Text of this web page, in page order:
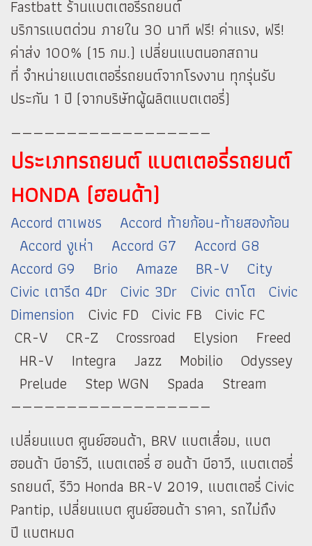
Fastbatt ร้านแบตเตอรี่รถยนต์
บริการแบตด่วน ภายใน 30 นาที ฟรี! ค่าแรง, ฟรี!
ค่าส่ง 100% (15 กม.) เปลี่ยนแบตนอกสถาน
ที่ จำหน่ายแบตเตอรี่รถยนต์จากโรงงาน ทุกรุ่นรับ
ประกัน 1 ปี (จากบริษัทผู้ผลิตแบตเตอรี่)
——————————————————
ประเภทรถยนต์ แบตเตอรี่รถยนต์
HONDA (ฮอนด้า)
Accord ตาเพชร
Accord ท้ายก้อน-ท้ายสองก้อน
Accord งูเห่า
Accord G7
Accord G8
Accord G9
Brio Amaze BR-V
City
Civic เตารีด 4Dr Civic 3Dr Civic ตาโต Civic
Dimension Civic FD Civic FB Civic FC
CR-V CR-Z Crossroad Elysion Freed
HR-V Integra Jazz Mobilio Odyssey
Prelude Step WGN Spada Stream
——————————————————
เปลี่ยนแบต ศูนย์ฮอนด้า, BRV แบตเสื่อม, แบต
ฮอนด้า บีอาร์วี, แบตเตอรี่ ฮ อนด้า บีอาวี, แบตเตอรี่
รถยนต์, รีวิว Honda BR-V 2019, แบตเตอรี่ Civic
Pantip, เปลี่ยนแบต ศูนย์ฮอนด้า ราคา, รถไม่ถึง
ปี แบตหมด